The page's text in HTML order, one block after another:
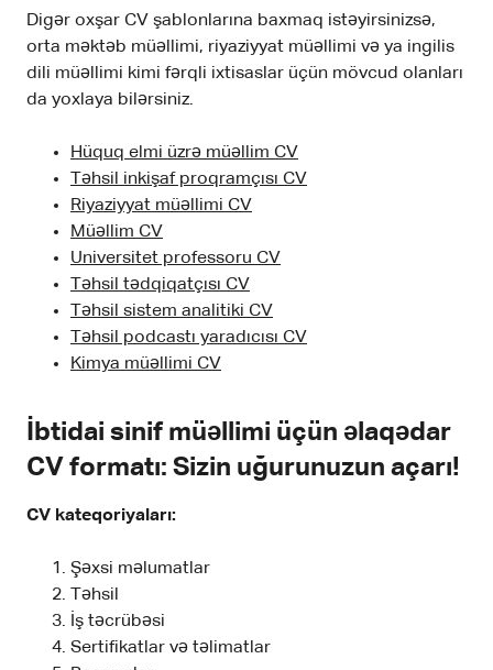
Digər oxşar CV şablonlarına baxmaq istəyirsinizsə,
orta məktəb müəllimi, riyaziyyat müəllimi və ya ingilis
dili müəllimi kimi fərqli ixtisaslar üçün mövcud olanları
da yoxlaya bilərsiniz.
Hüquq elmi üzrə müəllim CV
Təhsil inkişaf proqramçısı CV
Riyaziyyat müəllimi CV
Müəllim CV
Universitet professoru CV
Təhsil tədqiqatçısı CV
Təhsil sistem analitiki CV
Təhsil podcastı yaradıcısı CV
Kimya müəllimi CV
İbtidai sinif müəllimi üçün əlaqədar
CV formatı: Sizin uğurunuzun açarı!
CV kateqoriyaları:
Şəxsi məlumatlar
Təhsil
İş təcrübəsi
Sertifikatlar və təlimatlar